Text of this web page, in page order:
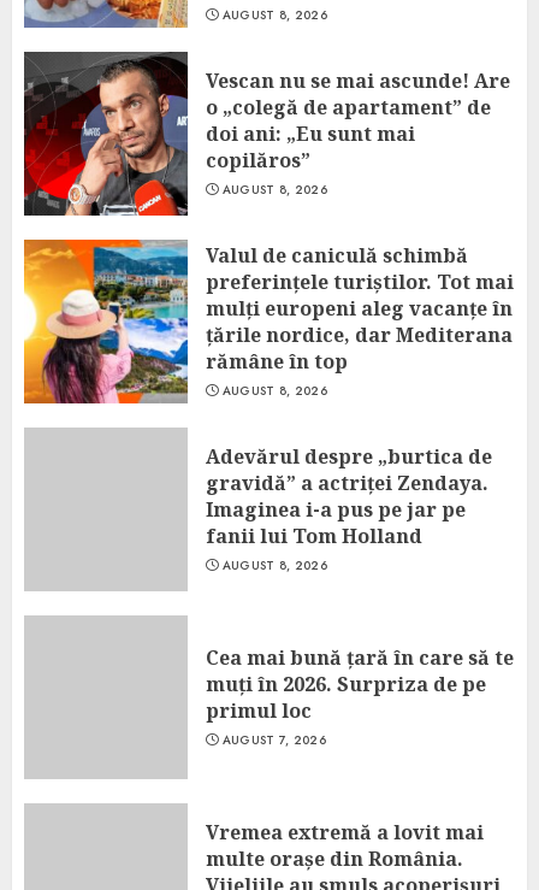
AUGUST 8, 2026
Vescan nu se mai ascunde! Are
o „colegă de apartament” de
doi ani: „Eu sunt mai
copilăros”
AUGUST 8, 2026
Valul de caniculă schimbă
preferințele turiștilor. Tot mai
mulți europeni aleg vacanțe în
țările nordice, dar Mediterana
rămâne în top
AUGUST 8, 2026
Adevărul despre „burtica de
gravidă” a actriței Zendaya.
Imaginea i-a pus pe jar pe
fanii lui Tom Holland
AUGUST 8, 2026
Cea mai bună țară în care să te
muți în 2026. Surpriza de pe
primul loc
AUGUST 7, 2026
Vremea extremă a lovit mai
multe orașe din România.